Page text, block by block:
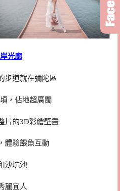
光廊
步道就在彌陀區
，佔地超廣闊
片的3D彩繪壁畫
體驗餵魚互動
沙坑池
麗宜人